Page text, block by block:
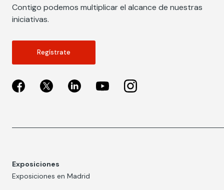
Contigo podemos multiplicar el alcance de nuestras
iniciativas.
Regístrate
Exposiciones
Exposiciones en Madrid